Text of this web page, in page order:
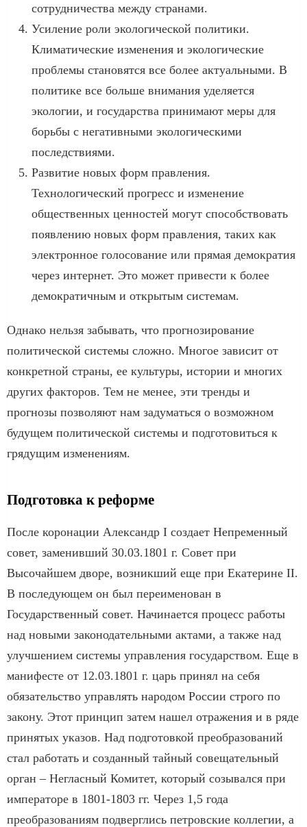
сотрудничества между странами.
Усиление роли экологической политики.
Климатические изменения и экологические
проблемы становятся все более актуальными. В
политике все больше внимания уделяется
экологии, и государства принимают меры для
борьбы с негативными экологическими
последствиями.
Развитие новых форм правления.
Технологический прогресс и изменение
общественных ценностей могут способствовать
появлению новых форм правления, таких как
электронное голосование или прямая демократия
через интернет. Это может привести к более
демократичным и открытым системам.
Однако нельзя забывать, что прогнозирование
политической системы сложно. Многое зависит от
конкретной страны, ее культуры, истории и многих
других факторов. Тем не менее, эти тренды и
прогнозы позволяют нам задуматься о возможном
будущем политической системы и подготовиться к
грядущим изменениям.
Подготовка к реформе
После коронации Александр I создает Непременный
совет, заменивший 30.03.1801 г. Совет при
Высочайшем дворе, возникший еще при Екатерине II.
В последующем он был переименован в
Государственный совет. Начинается процесс работы
над новыми законодательными актами, а также над
улучшением системы управления государством. Еще в
манифесте от 12.03.1801 г. царь принял на себя
обязательство управлять народом России строго по
закону. Этот принцип затем нашел отражения и в ряде
принятых указов. Над подготовкой преобразований
стал работать и созданный тайный совещательный
орган – Негласный Комитет, который созывался при
императоре в 1801-1803 гг. Через 1,5 года
преобразованиям подверглись петровские коллегии, а